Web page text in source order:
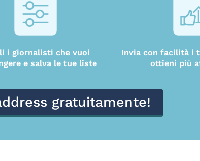
i giornalisti che vuoi
e salva le tue liste
Invia con facilità i
ottieni più
gratuitamente!